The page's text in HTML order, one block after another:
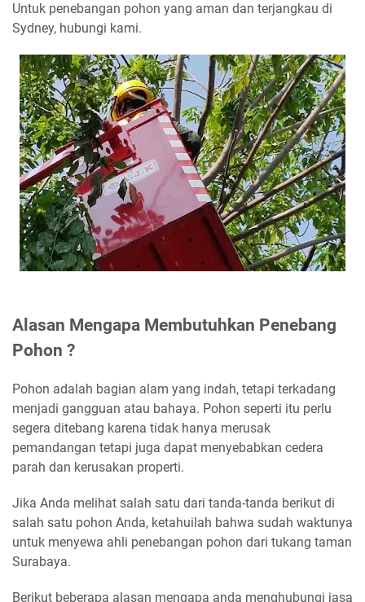
Untuk penebangan pohon yang aman dan terjangkau di
Sydney, hubungi kami.
Alasan Mengapa Membutuhkan Penebang
Pohon ?
Pohon adalah bagian alam yang indah, tetapi terkadang
menjadi gangguan atau bahaya. Pohon seperti itu perlu
segera ditebang karena tidak hanya merusak
pemandangan tetapi juga dapat menyebabkan cedera
parah dan kerusakan properti.
Jika Anda melihat salah satu dari tanda-tanda berikut di
salah satu pohon Anda, ketahuilah bahwa sudah waktunya
untuk menyewa ahli penebangan pohon dari tukang taman
Surabaya.
Berikut beberapa alasan mengapa anda menghubungi jasa